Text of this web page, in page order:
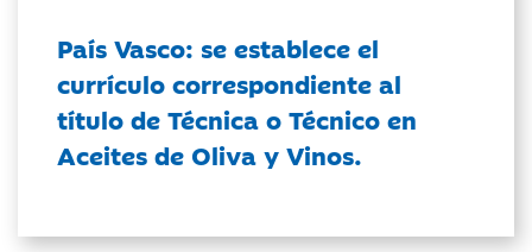
País Vasco: se establece el
currículo correspondiente al
título de Técnica o Técnico en
Aceites de Oliva y Vinos.